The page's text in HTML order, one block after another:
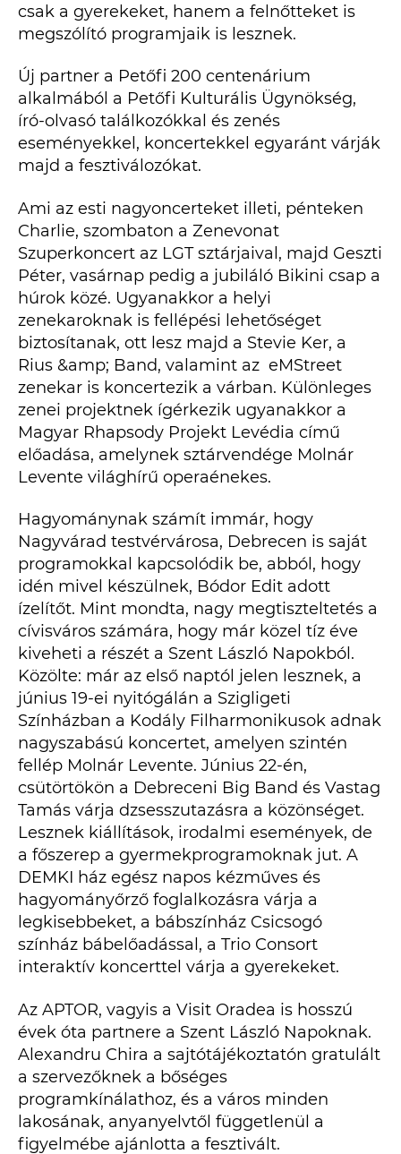
csak a gyerekeket, hanem a felnőtteket is
megszólító programjaik is lesznek.
Új partner a Petőfi 200 centenárium
alkalmából a Petőfi Kulturális Ügynökség,
író-olvasó találkozókkal és zenés
eseményekkel, koncertekkel egyaránt várják
majd a fesztiválozókat.
Ami az esti nagyoncerteket illeti, pénteken
Charlie, szombaton a Zenevonat
Szuperkoncert az LGT sztárjaival, majd Geszti
Péter, vasárnap pedig a jubiláló Bikini csap a
húrok közé. Ugyanakkor a helyi
zenekaroknak is fellépési lehetőséget
biztosítanak, ott lesz majd a Stevie Ker, a
Rius &amp; Band, valamint az eMStreet
zenekar is koncertezik a várban. Különleges
zenei projektnek ígérkezik ugyanakkor a
Magyar Rhapsody Projekt Levédia című
előadása, amelynek sztárvendége Molnár
Levente világhírű operaénekes.
Hagyománynak számít immár, hogy
Nagyvárad testvérvárosa, Debrecen is saját
programokkal kapcsolódik be, abból, hogy
idén mivel készülnek, Bódor Edit adott
ízelítőt. Mint mondta, nagy megtiszteltetés a
cívisváros számára, hogy már közel tíz éve
kiveheti a részét a Szent László Napokból.
Közölte: már az első naptól jelen lesznek, a
június 19-ei nyitógálán a Szigligeti
Színházban a Kodály Filharmonikusok adnak
nagyszabású koncertet, amelyen szintén
fellép Molnár Levente. Június 22-én,
csütörtökön a Debreceni Big Band és Vastag
Tamás várja dzsesszutazásra a közönséget.
Lesznek kiállítások, irodalmi események, de
a főszerep a gyermekprogramoknak jut. A
DEMKI ház egész napos kézműves és
hagyományőrző foglalkozásra várja a
legkisebbeket, a bábszínház Csicsogó
színház bábelőadással, a Trio Consort
interaktív koncerttel várja a gyerekeket.
Az APTOR, vagyis a Visit Oradea is hosszú
évek óta partnere a Szent László Napoknak.
Alexandru Chira a sajtótájékoztatón gratulált
a szervezőknek a bőséges
programkínálathoz, és a város minden
lakosának, anyanyelvtől függetlenül a
figyelmébe ajánlotta a fesztivált.